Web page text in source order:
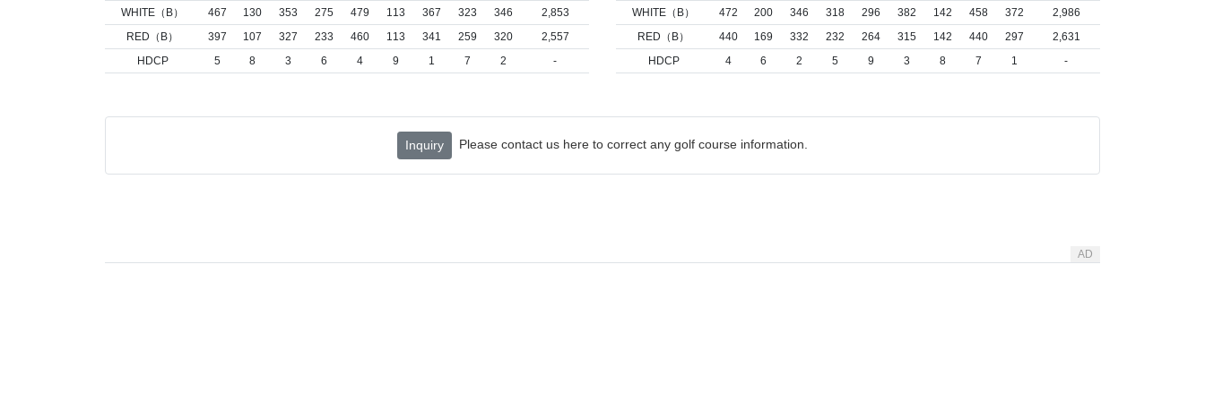
WHITE（B） 467 130 353 275 479 113 367 323 346
2,853
RED（B）
397 107 327 233 460 113 341 259 320
2,557
HDCP
5 8 3 6 4 9 1 7 2 -
WHITE（B） 472 200 346 318 296 382 142 458 372
2,986
RED（B）
440 169 332 232 264 315 142 440 297
2,631
HDCP
4 6 2 5 9 3 8 7 1 -
Inquiry Please contact us here to correct any golf course information.
AD